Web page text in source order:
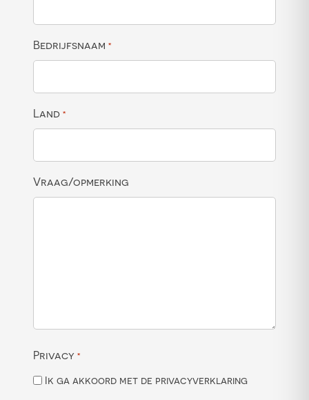
Bedrijfsnaam *
Land *
Vraag/opmerking
Privacy *
Ik ga akkoord met de privacyverklaring